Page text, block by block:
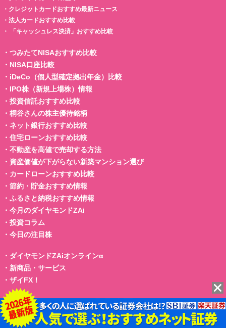
・ クレジットカードおすすめ最新ニュース
・ 法人カードおすすめ比較
・
「キャッシュレス決済」おすすめ比較
・ つみたてNISAおすすめ比較
・ NISA口座比較
・ iDeCo（個人型確定拠出年金）比較
・ IPO株（新規上場株）情報
・ 投資信託おすすめ比較
・ 桐谷さんの株主優待銘柄
・ ネット銀行おすすめ比較
・ 住宅ローンおすすめ比較
・ 不動産を高値で売却する方法
・ 資産価値が下がらない新築マンション選び
・ カードローンおすすめ比較
・ 節約・貯金おすすめ情報
・ ふるさと納税おすすめ情報
・ 今月のダイヤモンドZAi
・ 投資コラム
・ 今日の注目株
・ ダイヤモンドZAiオンラインα
・ 新商品・サービス
・ ザイFX！